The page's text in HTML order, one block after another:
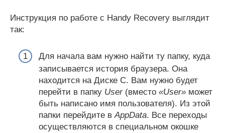
Инструкция по работе с Handy Recovery выглядит
так:
Для начала вам нужно найти ту папку, куда
записывается история браузера. Она
находится на Диске C. Вам нужно будет
перейти в папку User(вместо «User» может
быть написано имя пользователя). Из этой
папки перейдите вAppData. Все переходы
осуществляются в специальном окошке